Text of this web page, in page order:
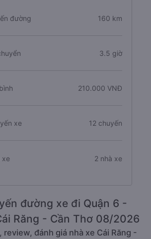
đường 160 km
3.5 giờ
210.000 VNĐ
xe 12 chuyến
xe 2 nhà xe
đường xe đi Quận 6 -
Răng - Cần Thơ 08/2026
review, đánh giá nhà xe Cái Răng -